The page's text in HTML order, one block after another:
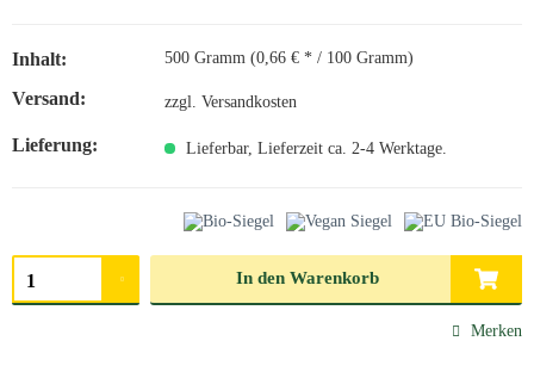
Inhalt: 500 Gramm (0,66 € * / 100 Gramm)
Versand: zzgl. Versandkosten
Lieferung: Lieferbar, Lieferzeit ca. 2-4 Werktage.
Menge auswählen
In den Warenkorb
Merken